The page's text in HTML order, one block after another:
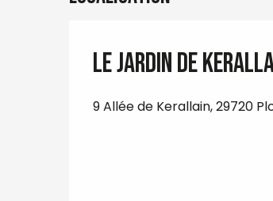
Le jardin de
9 Allée de Kerallain, 29720